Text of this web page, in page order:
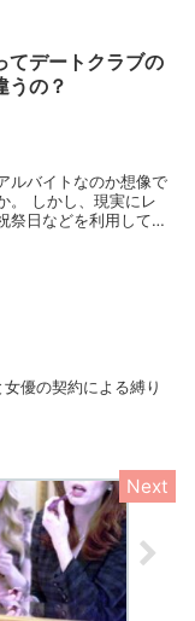
てデートクラブの
うの？
ルバイトなのか想像で
。 しかし、現実にレ
祭日などを利用してで
優の契約による縛り